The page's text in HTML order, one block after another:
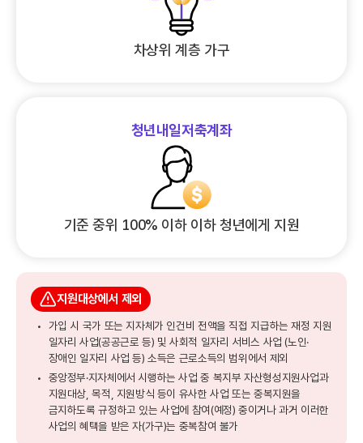
차상위 계층 가구
청년내일저축계좌
기준 중위 100% 이하 이하 청년에게 지원
지원대상에서 제외
가입 시 국가 또는 지자체가 인건비 전액을 직접 지급하는 재정 지원
일자리 사업(공공근로 등) 및 사회적 일자리 서비스 사업 (노인·
장애인 일자리 사업 등) 소득은 근로소득의 범위에서 제외
중앙정부·지자체에서 시행하는 사업 중 복지부 자산형성지원사업과
지원대상, 목적, 지원방식 등이 유사한 사업 또는 중복지원을
금지하도록 규정하고 있는 사업에 참여(예정) 중이거나 과거 이러한
사업의 혜택을 받은 자(가구)는 중복참여 불가